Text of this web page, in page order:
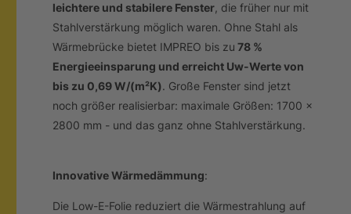
leichtere und stabilere Fenster, die früher nur mit
Stahlverstärkung möglich waren. Ohne Stahl als
Wärmebrücke bietet IMPREO bis zu 78 %
Energieeinsparung und erreicht Uw-Werte von
bis zu 0,69 W/(m²K). Große Fenster sind jetzt
noch größer realisierbar: maximale Größen: 1700 x
2800 mm - und das ganz ohne Stahlverstärkung.
Innovative Wärmedämmung:
Die Low-E-Folie reduziert die Wärmestrahlung auf